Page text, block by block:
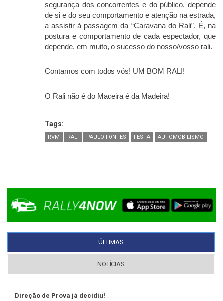
segurança dos concorrentes e do público, depende
de si e do seu comportamento e atenção na estrada,
a assistir à passagem da “Caravana do Rali”. É, na
postura e comportamento de cada espectador, que
depende, em muito, o sucesso do nosso/vosso rali.
Contamos com todos vós! UM BOM RALI!
O Rali não é do Madeira é da Madeira!
Tags:
RVM RALI PAULO FONTES FESTA AUTOMOBILISMO
ÚLTIMAS
NOTÍCIAS
Direção de Prova já decidiu!